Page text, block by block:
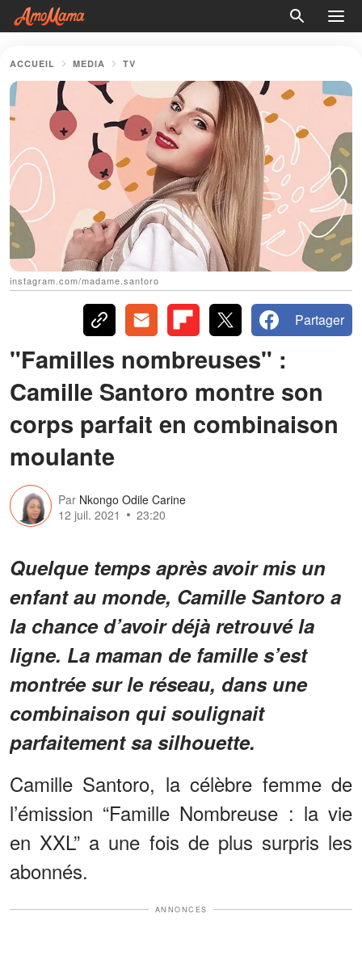
ACCUEIL MEDIA TV
instagram.com/madame.santoro
Partager
"Familles nombreuses" :
Camille Santoro montre son
corps parfait en combinaison
moulante
Par Nkongo Odile Carine
12 juil. 2021
23:20
Quelque temps après avoir mis un
enfant au monde, Camille Santoro a
la chance d’avoir déjà retrouvé la
ligne. La maman de famille s’est
montrée sur le réseau, dans une
combinaison qui soulignait
parfaitement sa silhouette.
Camille Santoro, la célèbre femme de
l’émission “Famille Nombreuse : la vie
en XXL” a une fois de plus surpris les
abonnés.
ANNONCES